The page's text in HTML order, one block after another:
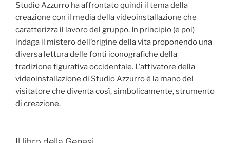
Studio Azzurro ha affrontato quindi il tema della
creazione con il media della videoinstallazione che
caratterizza il lavoro del gruppo. In principio (e poi)
indaga il mistero dell’origine della vita proponendo una
diversa lettura delle fonti iconografiche della
tradizione figurativa occidentale. L’attivatore della
videoinstallazione di Studio Azzurro è la mano del
visitatore che diventa così, simbolicamente, strumento
di creazione.